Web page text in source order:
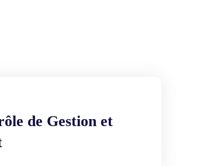
de Gestion et